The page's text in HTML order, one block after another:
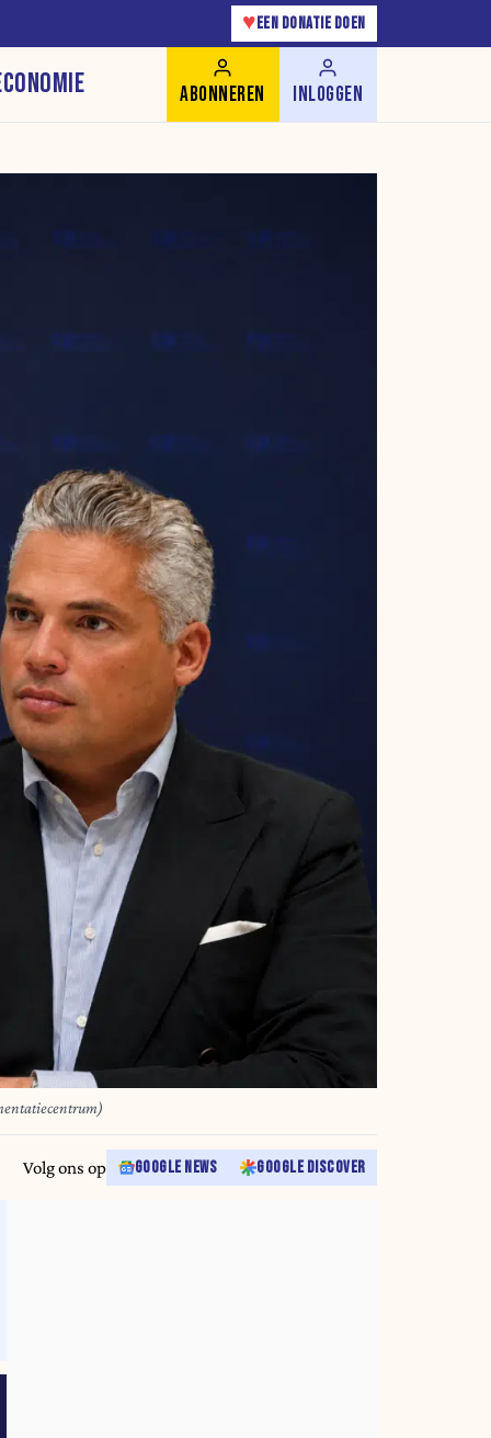
♥ EEN DONATIE DOEN
ABONNEREN INLOGGEN
Volg ons op GOOGLE NEWS GOOGLE DISCOVER